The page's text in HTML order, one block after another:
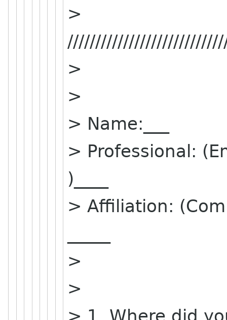
>
>
>
> Name:___
> Professional:
)____
> Affiliation:
>
>